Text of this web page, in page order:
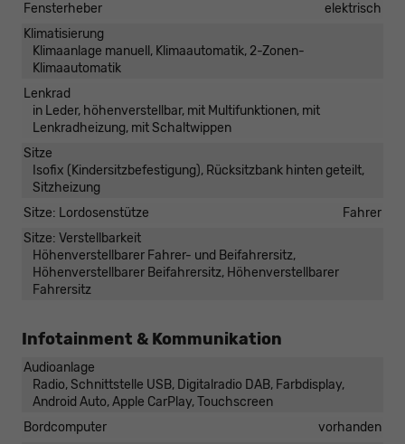
Fensterheber
elektrisch
Klimatisierung
Klimaanlage manuell, Klimaautomatik, 2-Zonen-
Klimaautomatik
Lenkrad
in Leder, höhenverstellbar, mit Multifunktionen, mit
Lenkradheizung, mit Schaltwippen
Sitze
Isofix (Kindersitzbefestigung), Rücksitzbank hinten geteilt,
Sitzheizung
Sitze: Lordosenstütze
Fahrer
Sitze: Verstellbarkeit
Höhenverstellbarer Fahrer- und Beifahrersitz,
Höhenverstellbarer Beifahrersitz, Höhenverstellbarer
Fahrersitz
Infotainment & Kommunikation
Audioanlage
Radio, Schnittstelle USB, Digitalradio DAB, Farbdisplay,
Android Auto, Apple CarPlay, Touchscreen
Bordcomputer
vorhanden